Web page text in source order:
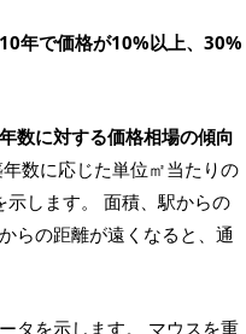
年で価格が10%以上、30%
数に対する価格相場の傾向
数に応じた単位㎡当たりの
示します。 面積、駅からの
らの距離が遠くなると、通
タを示します。 マウスを重